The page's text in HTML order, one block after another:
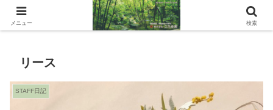
石川県能美市の造園会社
リース
STAFF日記
メニュー 検索